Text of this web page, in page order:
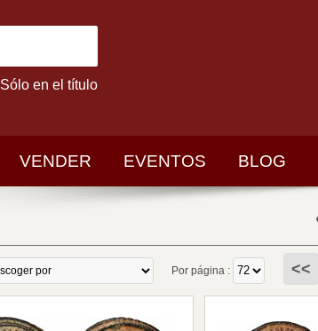
Sólo en el título
VENDER EVENTOS BLOG
Por página : <<